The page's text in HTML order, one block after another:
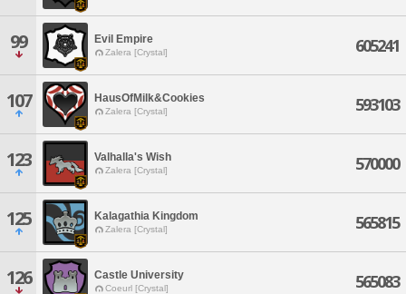
99 Evil Empire
Zalera [Crystal] 605241
107 HausOfMilk&Cookies
Zalera [Crystal] 593103
123 Valhalla's Wish
Zalera [Crystal] 570000
125 Kalagathia Kingdom
Zalera [Crystal] 565815
126 Castle University
Coeurl [Crystal] 565083